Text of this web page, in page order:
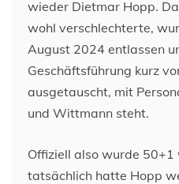
wieder Dietmar Hopp.
wohl verschlechterte,
August 2024 entlassen
Geschäftsführung kurz
ausgetauscht, mit
und Wittmann steht.
Offiziell also wurde
tatsächlich hatte Hopp